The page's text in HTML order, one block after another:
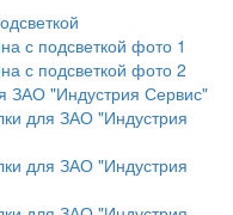
с подсветкой фото 1
с подсветкой фото 2
ЗАО "Индустрия Сервис"
для ЗАО "Индустрия
для ЗАО "Индустрия